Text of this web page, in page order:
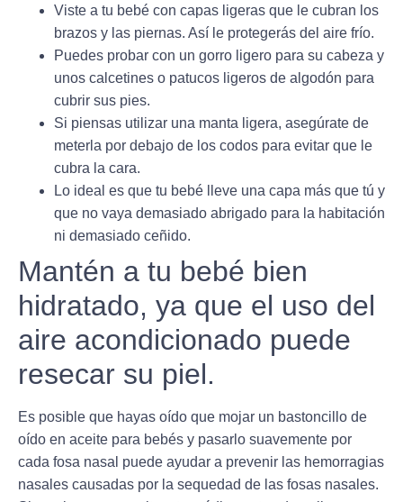
Viste a tu bebé con capas ligeras que le cubran los
brazos y las piernas. Así le protegerás del aire frío.
Puedes probar con un gorro ligero para su cabeza y
unos calcetines o patucos ligeros de algodón para
cubrir sus pies.
Si piensas utilizar una manta ligera, asegúrate de
meterla por debajo de los codos para evitar que le
cubra la cara.
Lo ideal es que tu bebé lleve una capa más que tú y
que no vaya demasiado abrigado para la habitación
ni demasiado ceñido.
Mantén a tu bebé bien
hidratado, ya que el uso del
aire acondicionado puede
resecar su piel.
Es posible que hayas oído que mojar un bastoncillo de
oído en aceite para bebés y pasarlo suavemente por
cada fosa nasal puede ayudar a prevenir las hemorragias
nasales causadas por la sequedad de las fosas nasales.